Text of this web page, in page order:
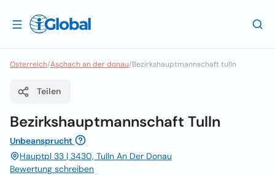
Osterreich/Aschach an der donau/Bezirkshauptmannschaft tulln
Teilen
Bezirkshauptmannschaft Tulln
Unbeansprucht
Hauptpl 33 | 3430, Tulln An Der Donau
Bewertung schreiben